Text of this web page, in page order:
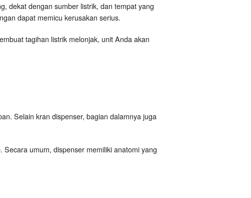
dekat dengan sumber listrik, dan tempat yang
dapat memicu kerusakan serius.
tagihan listrik melonjak, unit Anda akan
Selain kran dispenser, bagian dalamnya juga
umum, dispenser memiliki anatomi yang